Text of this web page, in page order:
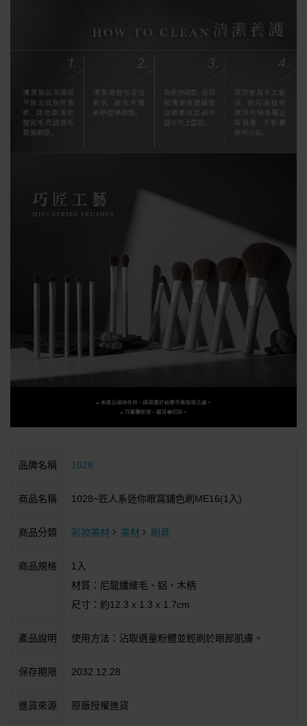
品牌名稱 1028
商品名稱 1028~匠人系迷你眼窩鋪色刷ME16(1入)
商品分類 彩妝美材 美材 刷具
商品規格
1入
材質：尼龍纖維毛、鋁、木柄
尺寸：約12.3 x 1.3 x 1.7cm
產品說明 使用方法：沾取適量粉體並輕刷於眼部肌膚。
保存期限 2032.12.28
進貨來源 原廠授權進貨